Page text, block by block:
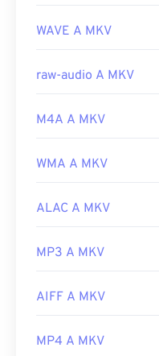
Sviluppato da:
Link utili:
WAVE A MKV
raw-audio A MKV
M4A A MKV
WMA A MKV
ALAC A MKV
MP3 A MKV
AIFF A MKV
MP4 A MKV